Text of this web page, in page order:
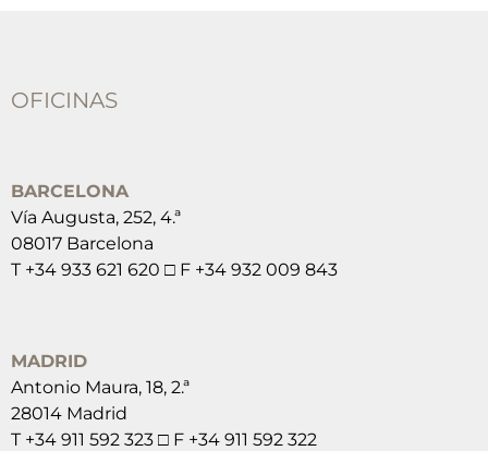
OFICINAS
BARCELONA
Vía Augusta, 252, 4.ª
08017 Barcelona
T +34 933 621 620 □ F +34 932 009 843
MADRID
Antonio Maura, 18, 2.ª
28014 Madrid
T +34 911 592 323 □ F +34 911 592 322